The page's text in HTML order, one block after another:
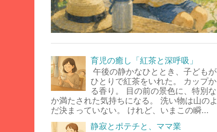
育児の癒し「紅茶と深呼吸」
午後の静かなひととき、子ども
ひとりで紅茶をいれた。 カップ
る香り。 目の前の景色に、特別
か満たされた気持ちになる。 洗い物は山の
だ決まっていない。 けれど、いまこの瞬...
静寂とポテチと、ママ業